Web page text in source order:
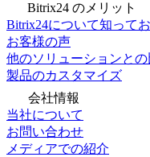
Bitrix24 のメリット
Bitrix24について知って
お客様の声
他のソリューションとの
製品のカスタマイズ
会社情報
当社について
お問い合わせ
メディアでの紹介